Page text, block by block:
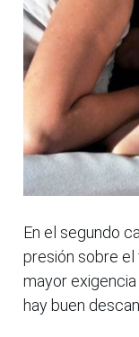
En el segundo
presión sobre
mayor
hay buen